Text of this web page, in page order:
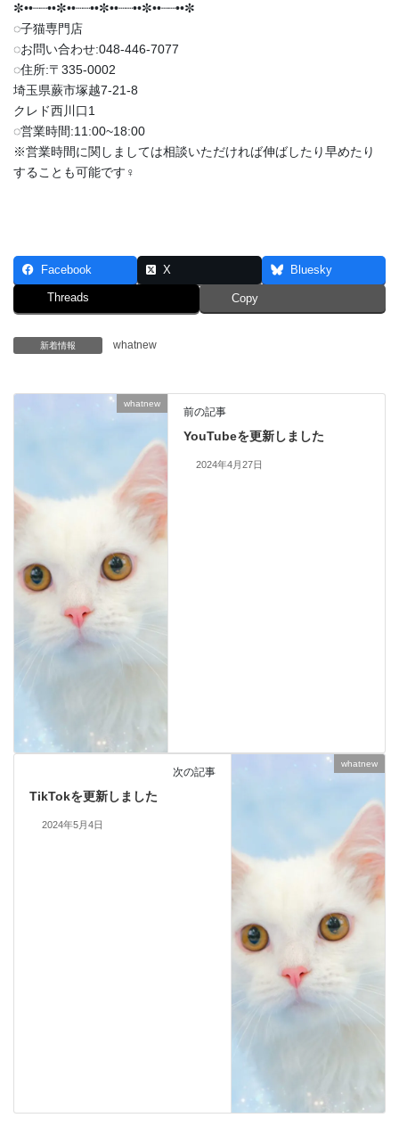
✼••┈┈••✼••┈┈••✼••┈┈••✼••┈┈••✼
◌子猫専門店
◌お問い合わせ:048-446-7077
◌住所:〒335-0002
埼玉県蕨市塚越7-21-8
クレド西川口1
◌営業時間:11:00~18:00
※営業時間に関しましては相談いただければ伸ばしたり早めたり
することも可能です‍♀️
Facebook X Bluesky
Threads Copy
新着情報 whatnew
whatnew
前の記事
YouTubeを更新しました
2024年4月27日
whatnew
次の記事
TikTokを更新しました
2024年5月4日